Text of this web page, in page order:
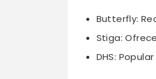
Butterfly:
Stiga:
DHS: